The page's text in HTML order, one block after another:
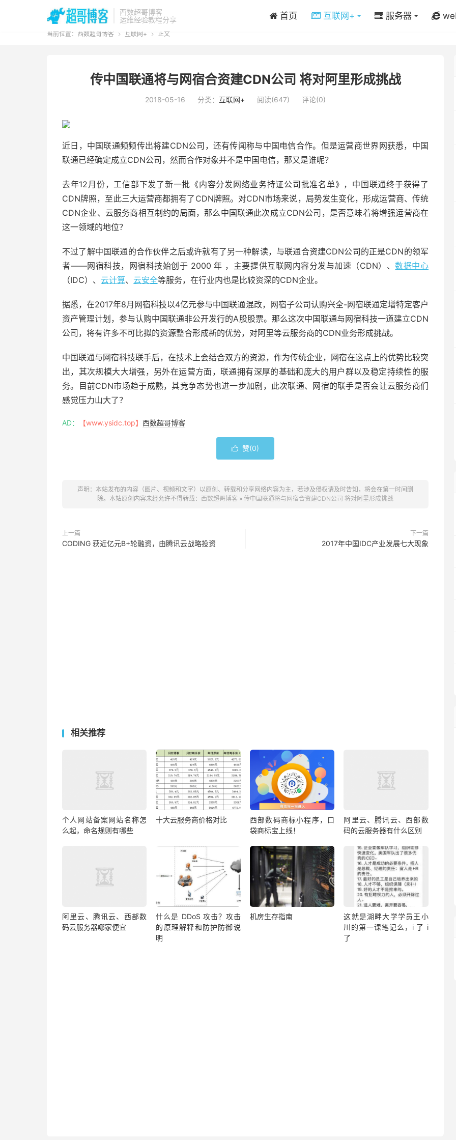
西数超哥博客
运维经验教程分享
首页 互联网+ 服务器
当前位置： 西数超哥博客  互联网+  正文
传中国联通将与网宿合资建CDN公司 将对阿里形成挑战
2018-05-16 分类： 互联网+ 阅读(647) 评论(0)
近日，中国联通频频传出将建CDN公司，还有传闻称与中国电信合作。但是运营商世界网获悉，中国
联通已经确定成立CDN公司，然而合作对象并不是中国电信，那又是谁呢？
去年12月份，工信部下发了新一批《内容分发网络业务持证公司批准名单》，中国联通终于获得了
CDN牌照，至此三大运营商都拥有了CDN牌照。对CDN市场来说，局势发生变化，形成运营商、传统
CDN企业、云服务商相互制约的局面，那么中国联通此次成立CDN公司，是否意味着将增强运营商在
这一领域的地位？
不过了解中国联通的合作伙伴之后或许就有了另一种解读，与联通合资建CDN公司的正是CDN的领军
者——网宿科技，网宿科技始创于 2000 年 ，主要提供互联网内容分发与加速（CDN）、数据中心
（IDC）、 云计算、 云安全等服务，在行业内也是比较资深的CDN企业。
据悉，在2017年8月网宿科技以4亿元参与中国联通混改，网宿子公司认购兴全-网宿联通定增特定客户
资产管理计划，参与认购中国联通非公开发行的A股股票。那么这次中国联通与网宿科技一道建立CDN
公司，将有许多不可比拟的资源整合形成新的优势，对阿里等云服务商的CDN业务形成挑战。
中国联通与网宿科技联手后，在技术上会结合双方的资源，作为传统企业，网宿在这点上的优势比较突
出，其次规模大大增强，另外在运营方面，联通拥有深厚的基础和庞大的用户群以及稳定持续性的服
务。目前CDN市场趋于成熟，其竞争态势也进一步加剧，此次联通、网宿的联手是否会让云服务商们
感觉压力山大了？
AD： 【www.ysidc.top】 西数超哥博客
 赞(0)
声明：本站发布的内容（图片、视频和文字）以原创、转载和分享网络内容为主，若涉及侵权请及时告知，将会在第一时间删
除。本站原创内容未经允许不得转载： 西数超哥博客 » 传中国联通将与网宿合资建CDN公司 将对阿里形成挑战
上一篇
CODING 获近亿元B+轮融资，由腾讯云战略投资
下一篇
2017年中国IDC产业发展七大现象
相关推荐
个人网站备案网站名称怎
么起，命名规则有哪些
十大云服务商价格对比
西部数码商标小程序，口
袋商标宝上线！
阿里云、腾讯云、西部数
码的云服务器有什么区别
阿里云、腾讯云、西部数
码云服务器哪家便宜
什么是 DDoS 攻击？攻击
的原理解释和防护防御说
明
机房生存指南
这就是湖畔大学学员王小
川的第一课笔记么，i 了 i
了